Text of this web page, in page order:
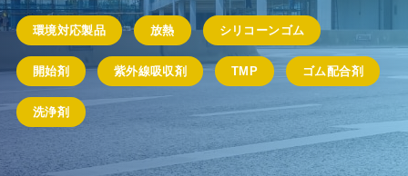
環境対応製品 放熱 シリコーンゴム
開始剤 紫外線吸収剤 TMP ゴム配合剤
洗浄剤